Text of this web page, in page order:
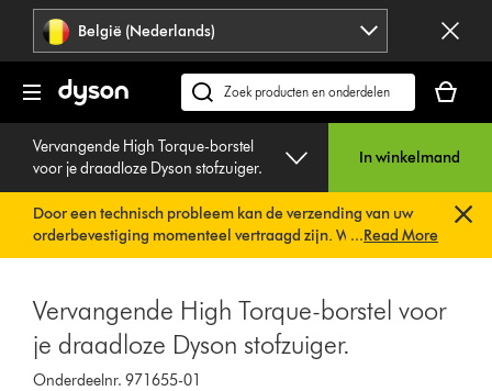
Navigatie
overslaan
België (Nederlands)
Zoek
op
dyson.be
is
Vervangende High Torque-borstel
voor je draadloze Dyson stofzuiger.
In winkelmand
Door een technisch probleem kan de verzending van uw
orderbevestiging momenteel vertraagd zijn. We werken al
aan een snelle oplossing.U hoeft verder niets te doen. Uw
verzonden.
...Read More
Vervangende High Torque-borstel voor
je draadloze Dyson stofzuiger.
Onderdeelnr. 971655-01